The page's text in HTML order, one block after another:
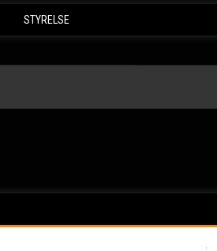
STYRELSE